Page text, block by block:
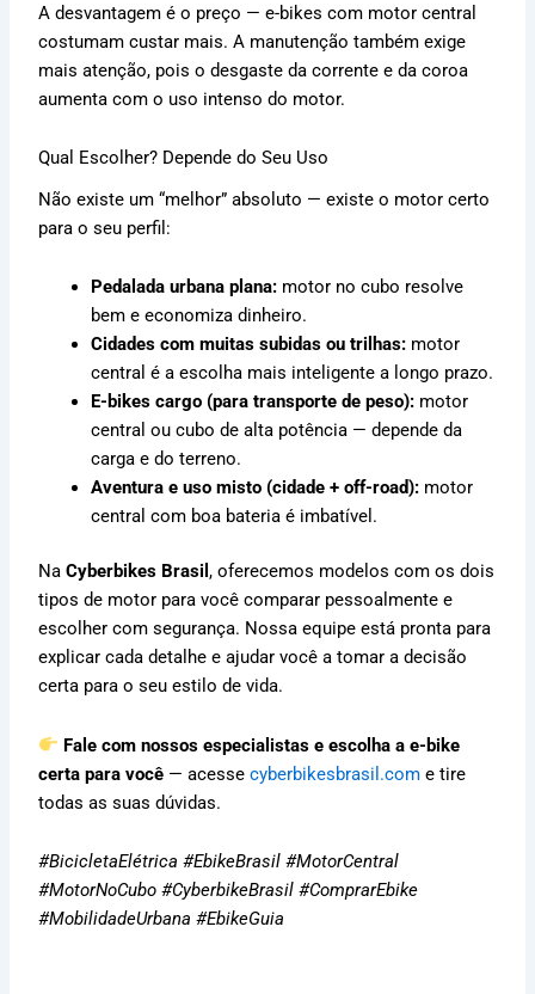
A desvantagem é o preço — e-bikes com motor central
costumam custar mais. A manutenção também exige
mais atenção, pois o desgaste da corrente e da coroa
aumenta com o uso intenso do motor.
Qual Escolher? Depende do Seu Uso
Não existe um “melhor” absoluto — existe o motor certo
para o seu perfil:
Pedalada urbana plana: motor no cubo resolve
bem e economiza dinheiro.
Cidades com muitas subidas ou trilhas: motor
central é a escolha mais inteligente a longo prazo.
E-bikes cargo (para transporte de peso): motor
central ou cubo de alta potência — depende da
carga e do terreno.
Aventura e uso misto (cidade + off-road): motor
central com boa bateria é imbatível.
NaCyberbikes Brasil, oferecemos modelos com os dois
tipos de motor para você comparar pessoalmente e
escolher com segurança. Nossa equipe está pronta para
explicar cada detalhe e ajudar você a tomar a decisão
certa para o seu estilo de vida.
Fale com nossos especialistas e escolha a e-bike
certa para você — acessecyberbikesbrasil.com e tire
todas as suas dúvidas.
#BicicletaElétrica #EbikeBrasil #MotorCentral
#MotorNoCubo #CyberbikeBrasil #ComprarEbike
#MobilidadeUrbana #EbikeGuia